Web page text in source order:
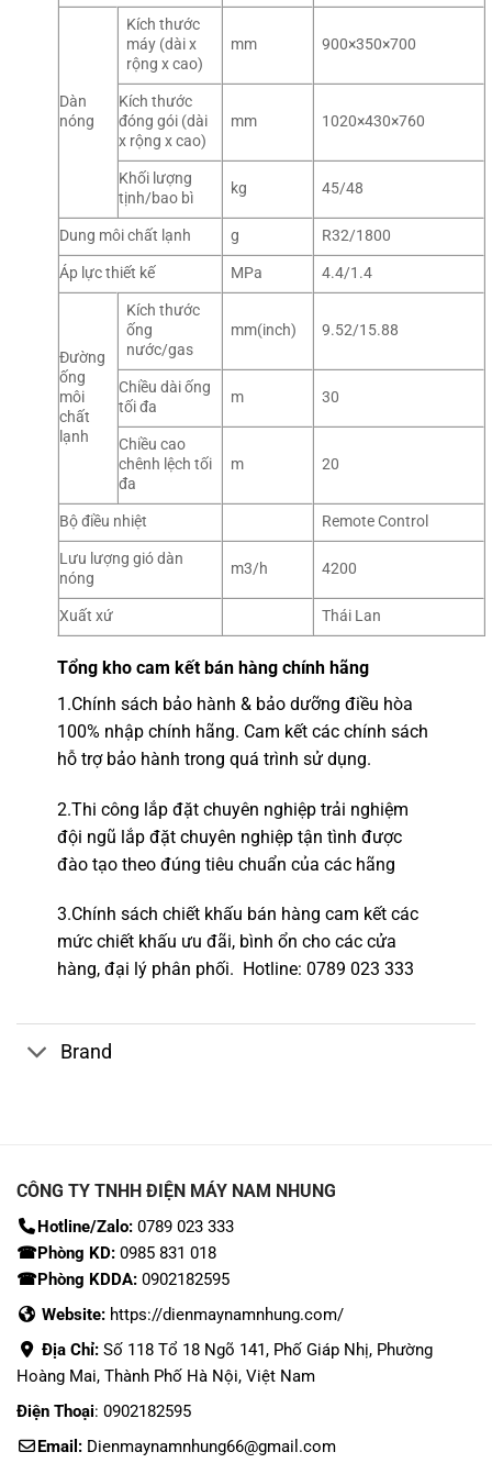
Dàn
nóng
Kích thước
máy (dài x
rộng x cao)
mm 900×350×700
Kích thước
đóng gói (dài
x rộng x cao)
mm 1020×430×760
Khối lượng
tịnh/bao bì
kg 45/48
Dung môi chất lạnh g
R32/1800
Áp lực thiết kế
MPa 4.4/1.4
Đường
ống
môi
chất
lạnh
Kích thước
ống
nước/gas
mm(inch) 9.52/15.88
Chiều dài ống
tối đa
m 30
Chiều cao
chênh lệch tối
đa
m 20
Bộ điều nhiệt
Remote Control
Lưu lượng gió dàn
nóng
m3/h 4200
Xuất xứ Thái Lan
Tổng kho cam kết bán hàng chính hãng
1.Chính sách bảo hành & bảo dưỡng điều hòa
100% nhập chính hãng. Cam kết các chính sách
hỗ trợ bảo hành trong quá trình sử dụng.
2.Thi công lắp đặt chuyên nghiệptrải nghiệm
đội ngũ lắp đặt chuyên nghiệp tận tình được
đào tạo theo đúng tiêu chuẩn của các hãng
3.Chính sách chiết khấu bán hàng cam kết các
mức chiết khấu ưu đãi, bình ổn cho các cửa
hàng, đại lý phân phối. Hotline: 0789 023 333
Brand
CÔNG TY TNHH ĐIỆN MÁY NAM NHUNG
Hotline/Zalo:0789 023 333
☎Phòng KD: 0985 831 018
☎Phòng KDDA: 0902182595
Website: https://dienmaynamnhung.com/
Địa Chỉ: Số 118 Tổ 18 Ngõ 141, Phố Giáp Nhị, Phường
Hoàng Mai, Thành Phố Hà Nội, Việt Nam
Điện Thoại: 0902182595
Email: Dienmaynamnhung66@gmail.com